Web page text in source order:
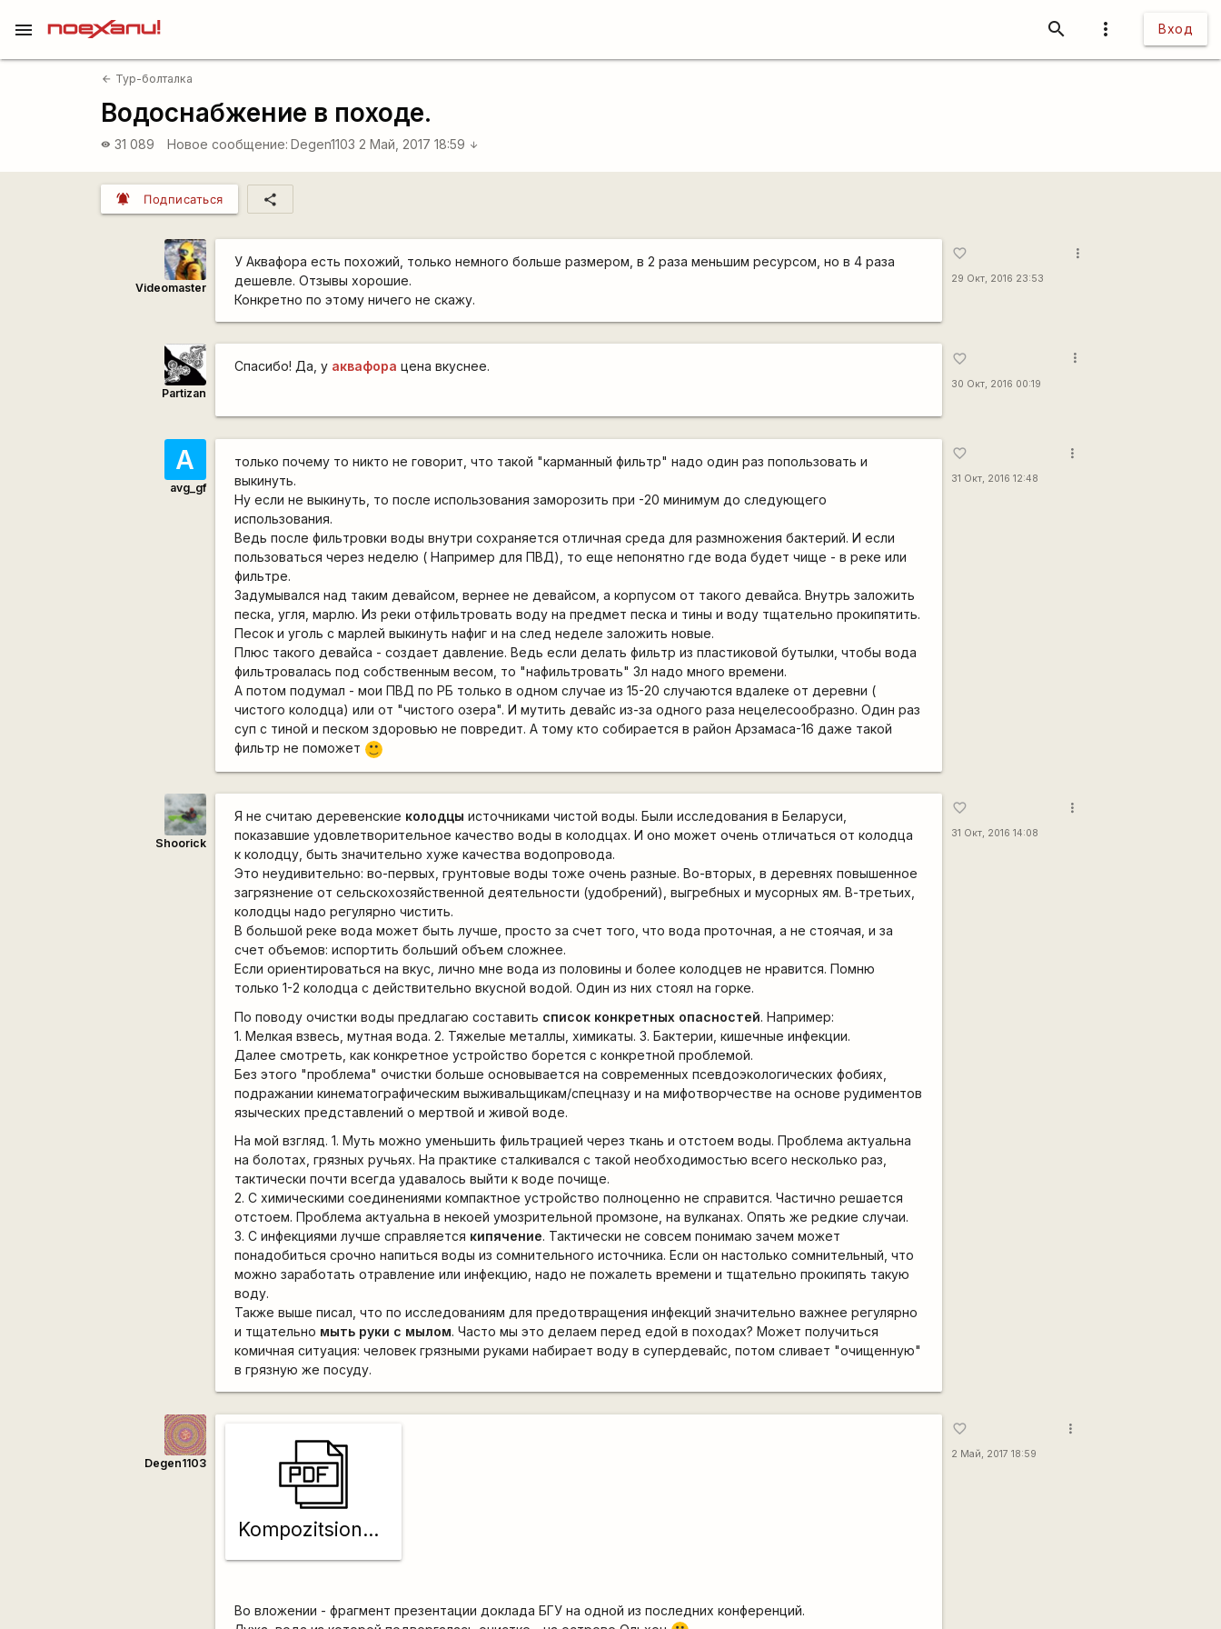
more_vert Вход
search
menu
arrow_back Тур-болталка
Водоснабжение в походе.
visibility 31 089 Новое сообщение: Degen1103 2 Май, 2017 18:59 arrow_downward
notifications_active Подписаться share
Videomaster
У Аквафора есть похожий, только немного больше размером, в 2 раза меньшим ресурсом, но в 4 раза
дешевле. Отзывы хорошие.
Конкретно по этому ничего не скажу.
favorite_border
29 Окт, 2016 23:53
more_vert
Partizan
Спасибо! Да, у аквафора цена вкуснее.
favorite_border
30 Окт, 2016 00:19
more_vert
А
avg_gf
только почему то никто не говорит, что такой "карманный фильтр" надо один раз попользовать и
выкинуть.
Ну если не выкинуть, то после использования заморозить при -20 минимум до следующего
использования.
Ведь после фильтровки воды внутри сохраняется отличная среда для размножения бактерий. И если
пользоваться через неделю ( Например для ПВД), то еще непонятно где вода будет чище - в реке или
фильтре.
Задумывался над таким девайсом, вернее не девайсом, а корпусом от такого девайса. Внутрь заложить
песка, угля, марлю. Из реки отфильтровать воду на предмет песка и тины и воду тщательно прокипятить.
Песок и уголь с марлей выкинуть нафиг и на след неделе заложить новые.
Плюс такого девайса - создает давление. Ведь если делать фильтр из пластиковой бутылки, чтобы вода
фильтровалась под собственным весом, то "нафильтровать" 3л надо много времени.
А потом подумал - мои ПВД по РБ только в одном случае из 15-20 случаются вдалеке от деревни (
чистого колодца) или от "чистого озера". И мутить девайс из-за одного раза нецелесообразно. Один раз
суп с тиной и песком здоровью не повредит. А тому кто собирается в район Арзамаса-16 даже такой
фильтр не поможет
:)
favorite_border
31 Окт, 2016 12:48
more_vert
Shoorick
Я не считаю деревенские колодцы источниками чистой воды. Были исследования в Беларуси,
показавшие удовлетворительное качество воды в колодцах. И оно может очень отличаться от колодца
к колодцу, быть значительно хуже качества водопровода.
Это неудивительно: во-первых, грунтовые воды тоже очень разные. Во-вторых, в деревнях повышенное
загрязнение от сельскохозяйственной деятельности (удобрений), выгребных и мусорных ям. В-третьих,
колодцы надо регулярно чистить.
В большой реке вода может быть лучше, просто за счет того, что вода проточная, а не стоячая, и за
счет объемов: испортить больший объем сложнее.
Если ориентироваться на вкус, лично мне вода из половины и более колодцев не нравится. Помню
только 1-2 колодца с действительно вкусной водой. Один из них стоял на горке.
По поводу очистки воды предлагаю составить список конкретных опасностей. Например:
1. Мелкая взвесь, мутная вода. 2. Тяжелые металлы, химикаты. 3. Бактерии, кишечные инфекции.
Далее смотреть, как конкретное устройство борется с конкретной проблемой.
Без этого "проблема" очистки больше основывается на современных псевдоэкологических фобиях,
подражании кинематографическим выживальщикам/спецназу и на мифотворчестве на основе рудиментов
языческих представлений о мертвой и живой воде.
На мой взгляд. 1. Муть можно уменьшить фильтрацией через ткань и отстоем воды. Проблема актуальна
на болотах, грязных ручьях. На практике сталкивался с такой необходимостью всего несколько раз,
тактически почти всегда удавалось выйти к воде почище.
2. С химическими соединениями компактное устройство полноценно не справится. Частично решается
отстоем. Проблема актуальна в некоей умозрительной промзоне, на вулканах. Опять же редкие случаи.
3. С инфекциями лучше справляется кипячение. Тактически не совсем понимаю зачем может
понадобиться срочно напиться воды из сомнительного источника. Если он настолько сомнительный, что
можно заработать отравление или инфекцию, надо не пожалеть времени и тщательно прокипять такую
воду.
Также выше писал, что по исследованиям для предотвращения инфекций значительно важнее регулярно
и тщательно мыть руки с мылом. Часто мы это делаем перед едой в походах? Может получиться
комичная ситуация: человек грязными руками набирает воду в супердевайс, потом сливает "очищенную"
в грязную же посуду.
favorite_border
31 Окт, 2016 14:08
more_vert
Degen1103
Kompozitsionnye_reagenty_dlya_ochistki_vody
Во вложении - фрагмент презентации доклада БГУ на одной из последних конференций.
favorite_border
2 Май, 2017 18:59
more_vert